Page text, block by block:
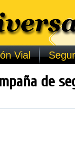
Vial
de